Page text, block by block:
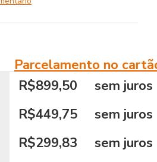
Parcelamento no
R$899,50
sem juros
R$449,75
sem juros
R$299,83
sem juros